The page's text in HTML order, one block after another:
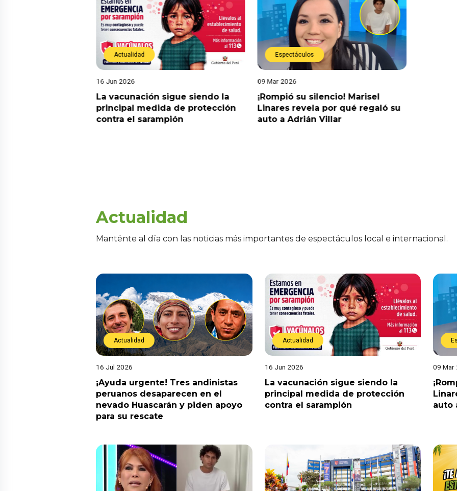
Actualidad
16 Jun 2026
La vacunación sigue siendo la
principal medida de protección
contra el sarampión
Espectáculos
09 Mar 2026
¡Rompió su silencio! Marisel
Linares revela por qué regaló su
auto a Adrián Villar
Actualidad
Manténte al día con las noticias más importantes de espectáculos local e internacional.
Actualidad
16 Jul 2026
¡Ayuda urgente! Tres andinistas
peruanos desaparecen en el
nevado Huascarán y piden apoyo
para su rescate
Actualidad
16 Jun 2026
La vacunación sigue siendo la
principal medida de protección
contra el sarampión
09 Mar
auto